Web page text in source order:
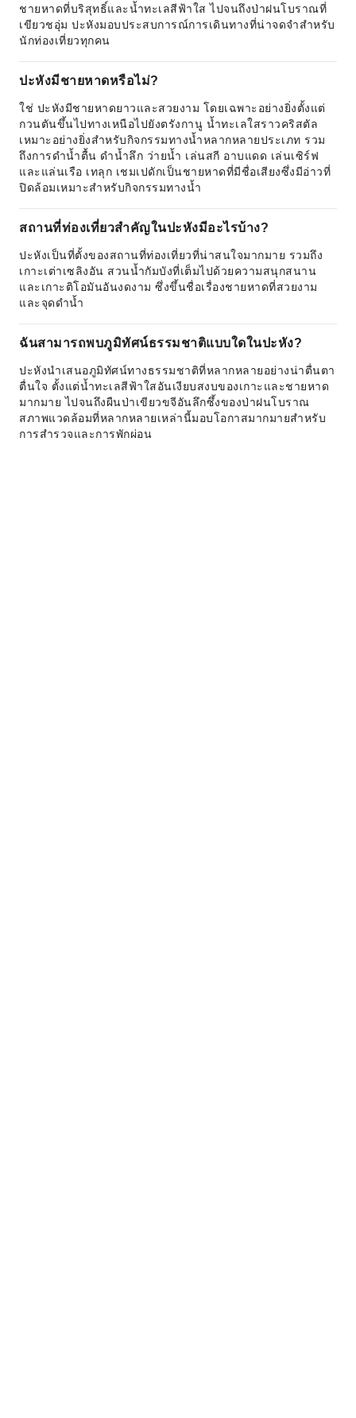
ชายหาดที่บริสุทธิ์และน้ำทะเลสีฟ้าใส ไปจนถึงป่าฝนโบราณที่
เขียวชอุ่ม ปะหังมอบประสบการณ์การเดินทางที่น่าจดจำสำหรับ
นักท่องเที่ยวทุกคน
ปะหังมีชายหาดหรือไม่?
ใช่ ปะหังมีชายหาดยาวและสวยงาม โดยเฉพาะอย่างยิ่งตั้งแต่
กวนตันขึ้นไปทางเหนือไปยังตรังกานู น้ำทะเลใสราวคริสตัล
เหมาะอย่างยิ่งสำหรับกิจกรรมทางน้ำหลากหลายประเภท รวม
ถึงการดำน้ำตื้น ดำน้ำลึก ว่ายน้ำ เล่นสกี อาบแดด เล่นเซิร์ฟ
และแล่นเรือ เทลุก เชมเปดักเป็นชายหาดที่มีชื่อเสียงซึ่งมีอ่าวที่
ปิดล้อมเหมาะสำหรับกิจกรรมทางน้ำ
สถานที่ท่องเที่ยวสำคัญในปะหังมีอะไรบ้าง?
ปะหังเป็นที่ตั้งของสถานที่ท่องเที่ยวที่น่าสนใจมากมาย รวมถึง
เกาะเต่าเซลิงอัน สวนน้ำกัมบังที่เต็มไปด้วยความสนุกสนาน
และเกาะติโอมันอันงดงาม ซึ่งขึ้นชื่อเรื่องชายหาดที่สวยงาม
และจุดดำน้ำ
ฉันสามารถพบภูมิทัศน์ธรรมชาติแบบใดในปะหัง?
ปะหังนำเสนอภูมิทัศน์ทางธรรมชาติที่หลากหลายอย่างน่าตื่นตา
ตื่นใจ ตั้งแต่น้ำทะเลสีฟ้าใสอันเงียบสงบของเกาะและชายหาด
มากมาย ไปจนถึงผืนป่าเขียวขจีอันลึกซึ้งของป่าฝนโบราณ
สภาพแวดล้อมที่หลากหลายเหล่านี้มอบโอกาสมากมายสำหรับ
การสำรวจและการพักผ่อน